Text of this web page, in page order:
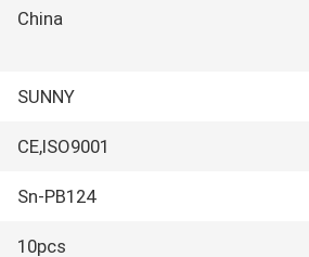
China
SUNNY
CE,ISO9001
Sn-PB124
10pcs